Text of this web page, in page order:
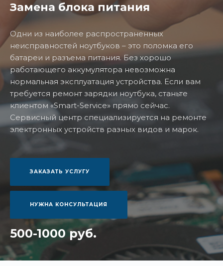
Замена блока питания
Одни из наиболее распространенных
неисправностей ноутбуков – это поломка его
батареи и разъема питания. Без хорошо
работающего аккумулятора невозможна
нормальная эксплуатация устройства. Если вам
требуется ремонт зарядки ноутбука, станьте
клиентом «Smart-Service» прямо сейчас.
Сервисный центр специализируется на ремонте
электронных устройств разных видов и марок.
ЗАКАЗАТЬ УСЛУГУ
НУЖНА КОНСУЛЬТАЦИЯ
500-1000 руб.